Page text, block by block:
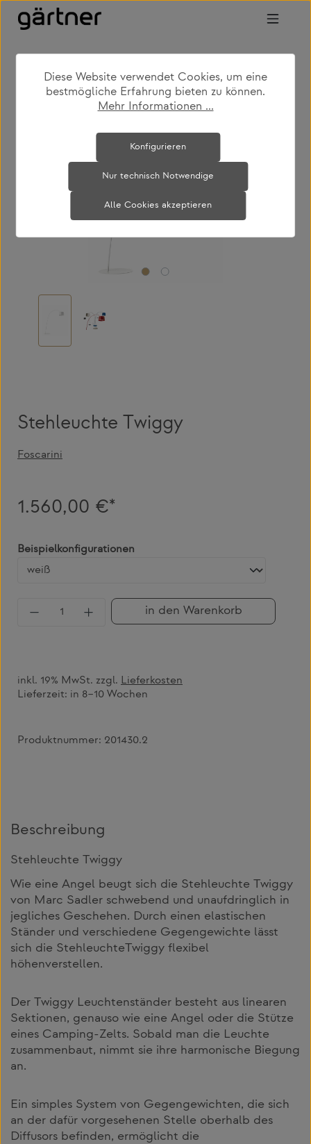
Zum Hauptinhalt springen
shop produkte leuchten stehleuchten
Bildergalerie überspringen
Stehleuchte Twiggy
Foscarini
1.560,00 €*
Beispielkonfigurationen
Produkt Anzahl: Gib den gewünschten
in den Warenkorb
inkl. 19% MwSt. zzgl. Lieferkosten
Lieferzeit: in 8–10 Wochen
Produktnummer: 201430.2
Beschreibung
Stehleuchte Twiggy
Wie eine Angel beugt sich die Stehleuchte Twiggy
von Marc Sadler schwebend und unaufdringlich in
jegliches Geschehen. Durch einen elastischen
Ständer und verschiedene Gegengewichte lässt
sich die StehleuchteTwiggy flexibel
höhenverstellen.
Der Twiggy Leuchtenständer besteht aus linearen
Sektionen, genauso wie eine Angel oder die Stütze
eines Camping-Zelts. Sobald man die Leuchte
zusammenbaut, nimmt sie ihre harmonische Biegung
an.
Ein simples System von Gegengewichten, die sich
an der dafür vorgesehenen Stelle oberhalb des
Diffusors befinden, ermöglicht die
Diese Website verwendet Cookies, um eine
bestmögliche Erfahrung bieten zu können.
Mehr Informationen ...
Nur technisch Notwendige
Konfigurieren
Alle Cookies akzeptieren